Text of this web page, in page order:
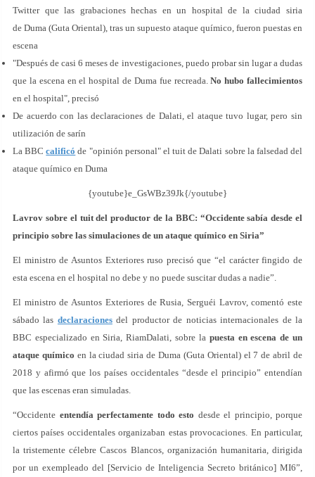
Twitter que las grabaciones hechas en un hospital de la ciudad siria
de Duma (Guta Oriental), tras un supuesto ataque químico, fueron puestas en
escena
"Después de casi 6 meses de investigaciones, puedo probar sin lugar a dudas
que la escena en el hospital de Duma fue recreada.No hubo fallecimientos
en el hospital", precisó
De acuerdo con las declaraciones de Dalati, el ataque tuvo lugar, pero sin
utilización de sarín
La BBCcalificó de "opinión personal" el tuit de Dalati sobre la falsedad del
ataque químico en Duma
{youtube}e_GsWBz39Jk{/youtube}
Lavrov sobre el tuit del productor de la BBC: “Occidente sabía desde el
principio sobre las simulaciones de un ataque químico en Siria”
El ministro de Asuntos Exteriores ruso precisó que “el carácter fingido de
esta escena en el hospital no debe y no puede suscitar dudas a nadie”.
El ministro de Asuntos Exteriores de Rusia, Serguéi Lavrov, comentó este
sábado las declaracionesdel productor de noticias internacionales de la
BBC especializado en Siria, RiamDalati, sobre la puesta en escena de un
ataque químico en la ciudad siria de Duma (Guta Oriental) el 7 de abril de
2018 y afirmó que los países occidentales “desde el principio” entendían
que las escenas eran simuladas.
“Occidente entendía perfectamente todo esto desde el principio, porque
ciertos países occidentales organizaban estas provocaciones. En particular,
la tristemente célebre Cascos Blancos, organización humanitaria, dirigida
por un exempleado del [Servicio de Inteligencia Secreto británico] MI6”,